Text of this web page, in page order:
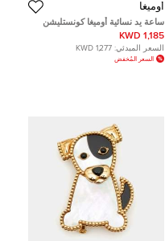
أوميغا
ساعة يد نسائية أوميغا كونستليشن
ذهب أصفر عيار 18 فضية 24 مم
1,185 KWD
السعر المبدئي: 1,277 KWD
السعر المُخفض